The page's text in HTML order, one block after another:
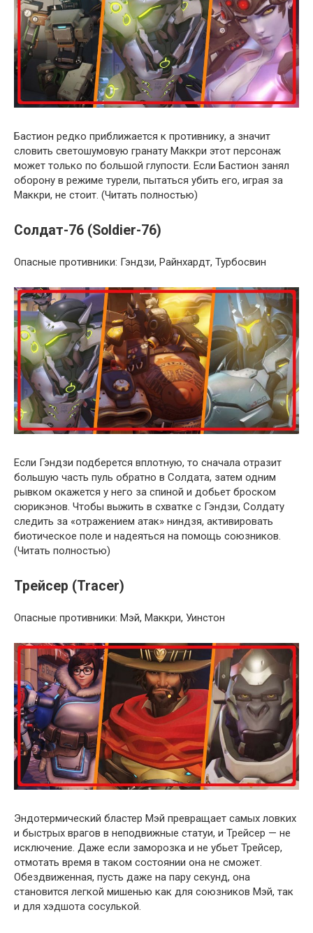
Бастион редко приближается к противнику, а значит
словить светошумовую гранату Маккри этот персонаж
может только по большой глупости. Если Бастион занял
оборону в режиме турели, пытаться убить его, играя за
Маккри, не стоит. (Читать полностью)
Солдат-76 (Soldier-76)
Опасные противники: Гэндзи, Райнхардт, Турбосвин
Если Гэндзи подберется вплотную, то сначала отразит
большую часть пуль обратно в Солдата, затем одним
рывком окажется у него за спиной и добьет броском
сюрикэнов. Чтобы выжить в схватке с Гэндзи, Солдату
следить за «отражением атак» ниндзя, активировать
биотическое поле и надеяться на помощь союзников.
(Читать полностью)
Трейсер (Tracer)
Опасные противники: Мэй, Маккри, Уинстон
Эндотермический бластер Мэй превращает самых ловких
и быстрых врагов в неподвижные статуи, и Трейсер — не
исключение. Даже если заморозка и не убьет Трейсер,
отмотать время в таком состоянии она не сможет.
Обездвиженная, пусть даже на пару секунд, она
становится легкой мишенью как для союзников Мэй, так
и для хэдшота сосулькой.